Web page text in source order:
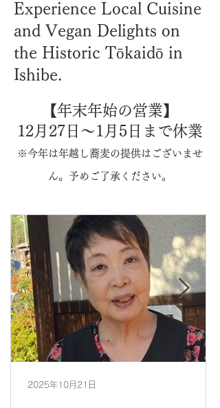
Experience Local Cuisine
and Vegan Delights on
the Historic Tōkaidō in
Ishibe.
【年末年始の営業】
12月27日〜1月5日まで休業
※今年は年越し蕎麦の提供はございませ
ん。予めご了承ください。
2025年10月21日